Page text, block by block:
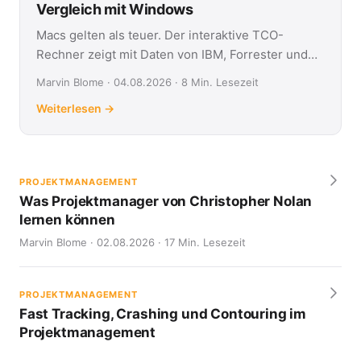
Vergleich mit Windows
Macs gelten als teuer. Der interaktive TCO-
Rechner zeigt mit Daten von IBM, Forrester und
Marvin Blome · 04.08.2026 · 8 Min. Lesezeit
Weiterlesen →
PROJEKTMANAGEMENT
Was Projektmanager von Christopher Nolan
lernen können
Marvin Blome · 02.08.2026 · 17 Min. Lesezeit
PROJEKTMANAGEMENT
Fast Tracking, Crashing und Contouring im
Projektmanagement